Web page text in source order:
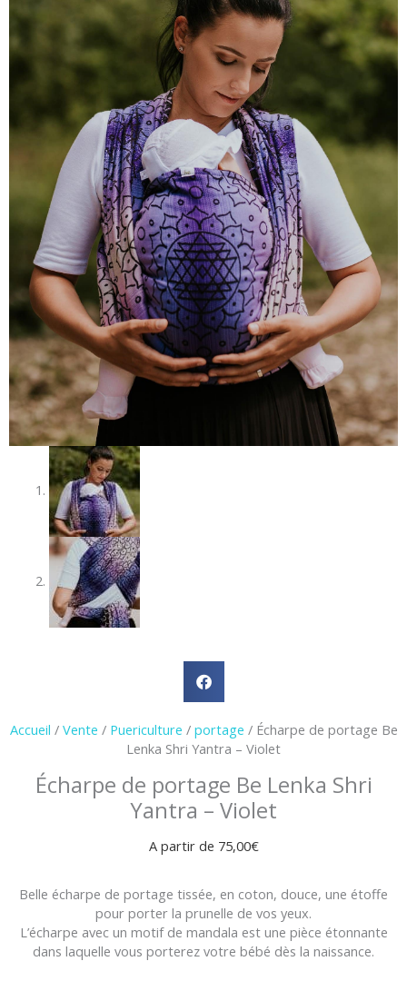
Accueil / Vente / Puericulture / portage / Écharpe de portage Be
Lenka Shri Yantra – Violet
Écharpe de portage Be Lenka Shri
Yantra – Violet
A partir de 75,00€
Belle écharpe de portage tissée, en coton, douce, une étoffe
pour porter la prunelle de vos yeux.
L’écharpe avec un motif de mandala est une pièce étonnante
dans laquelle vous porterez votre bébé dès la naissance.